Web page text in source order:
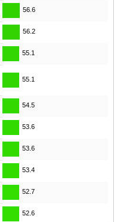
56.6
56.2
55.1
55.1
54.5
53.6
53.6
53.4
52.7
52.6